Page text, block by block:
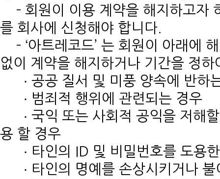
- 회원이 이용 계약을 해지하고자
를 회사에 신청해야 합니다.
- ‘아트레코드’ 는 회원이 아래에
없이 계약을 해지하거나 기간을 정
∙ 공공 질서 및 미풍 양속에 반하
∙ 범죄적 행위에 관련되는 경우
∙ 국익 또는 사회적 공익을 저해
용 할 경우
∙ 타인의 ID 및 비밀번호를 도용
∙ 타인의 명예를 손상시키거나 불